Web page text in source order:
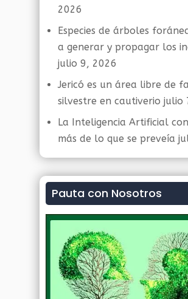
2026
Especies de árboles
a generar y propagar los
julio 9, 2026
Jericó es un área libre de
silvestre en cautiverio julio
La Inteligencia Artificial
más de lo que se preveía
Pauta con Nosotros